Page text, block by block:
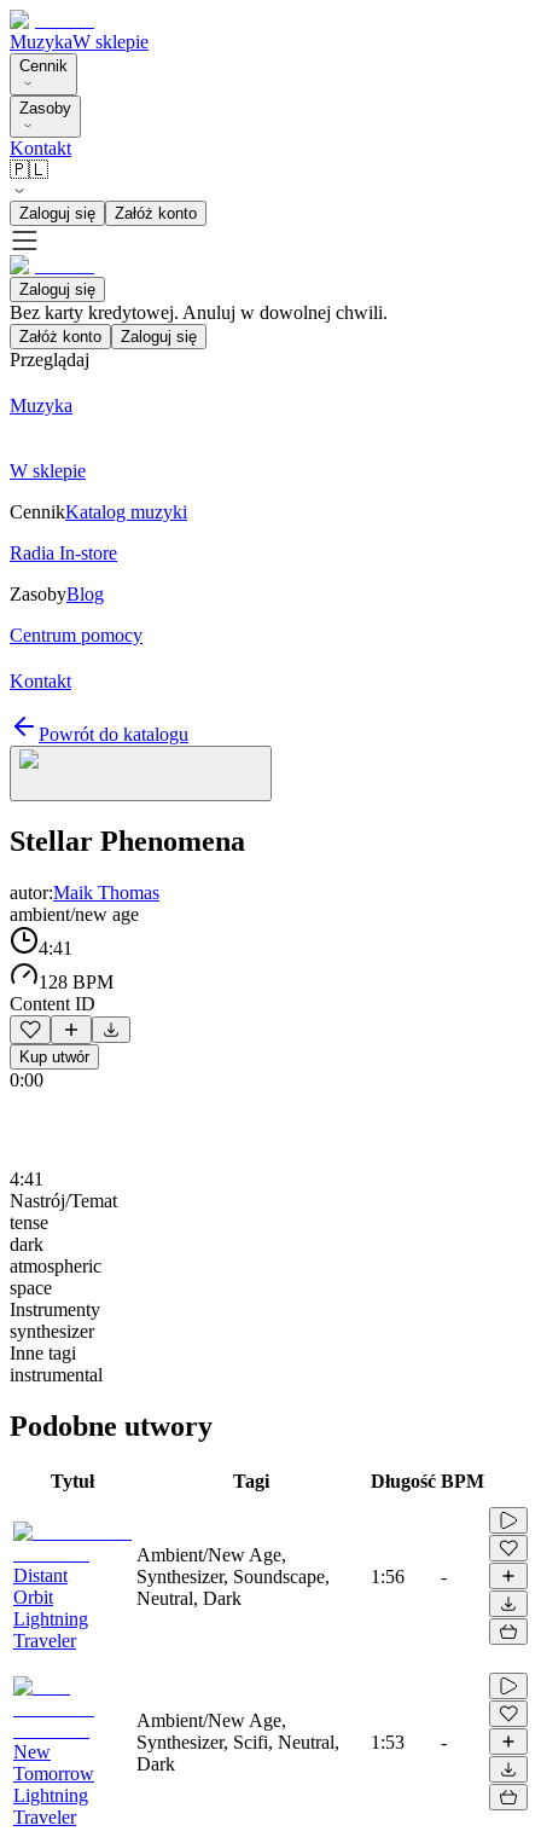
MuzykaW sklepie
Cennik
Zasoby
Kontakt
🇵🇱
Zaloguj się Załóż konto
Zaloguj się
Bez karty kredytowej. Anuluj w dowolnej chwili.
Załóż konto Zaloguj się
Przeglądaj
Muzyka
W sklepie
CennikKatalog muzyki
Radia In-store
ZasobyBlog
Centrum pomocy
Kontakt
Powrót do katalogu
Stellar Phenomena
autor:Maik Thomas
ambient/new age
4:41
128 BPM
Content ID
Kup utwór
0:00
4:41
Nastrój/Temat
tense
dark
atmospheric
space
Instrumenty
synthesizer
Inne tagi
instrumental
Podobne utwory
Tytuł Tagi Długość BPM
Distant
Orbit
Lightning
Traveler
Ambient/New Age,
Synthesizer, Soundscape,
Neutral, Dark
1:56 -
New
Tomorrow
Lightning
Traveler
Ambient/New Age,
Synthesizer, Scifi, Neutral,
Dark
1:53 -